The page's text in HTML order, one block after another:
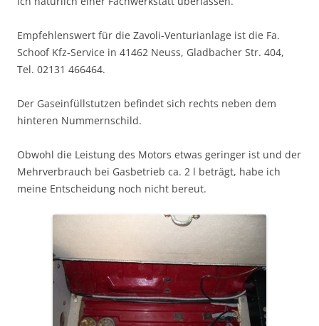
Empfehlenswert für die Zavoli-Venturianlage ist die Fa.
Schoof Kfz-Service in 41462 Neuss, Gladbacher Str. 404,
Tel. 02131 466464.
Der Gaseinfüllstutzen befindet sich rechts neben dem
hinteren Nummernschild.
Obwohl die Leistung des Motors etwas geringer ist und der
Mehrverbrauch bei Gasbetrieb ca. 2 l beträgt, habe ich
meine Entscheidung noch nicht bereut.